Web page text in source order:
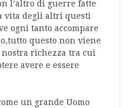
l’altro di guerre fatte
vita degli altri questi
ogni tanto accompare
questo non viene
richezza tra cui
avere e essere
un grande Uomo